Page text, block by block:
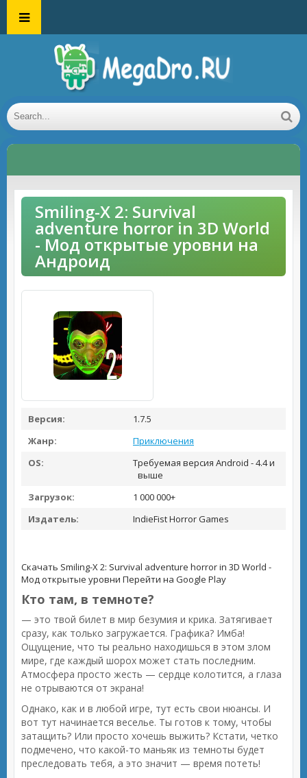
Smiling-X 2: Survival
adventure horror in 3D World
- Мод открытые уровни на
Андроид
Версия:
1.7.5
Жанр:
Приключения
OS:
Требуемая версия Android - 4.4 и
выше
Загрузок:
1 000 000+
Издатель:
IndieFist Horror Games
Скачать Smiling-X 2: Survival adventure horror in 3D World -
Мод открытые уровни Перейти на Google Play
Кто там, в темноте?
— это твой билет в мир безумия и крика. Затягивает
сразу, как только загружается. Графика? Имба!
Ощущение, что ты реально находишься в этом злом
мире, где каждый шорох может стать последним.
Атмосфера просто жесть — сердце колотится, а глаза
не отрываются от экрана!
Однако, как и в любой игре, тут есть свои нюансы. И
вот тут начинается веселье. Ты готов к тому, чтобы
затащить? Или просто хочешь выжить? Кстати, четко
подмечено, что какой-то маньяк из темноты будет
преследовать тебя, а это значит — время потеть!